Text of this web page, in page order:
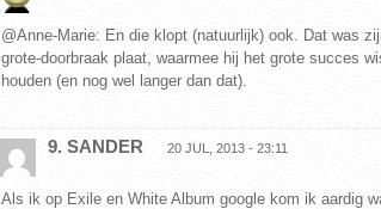
@Anne-Marie: En die klopt (natuurlijk) ook. Dat was
grote-doorbraak plaat, waarmee hij het grote succes
houden (en nog wel langer dan dat).
9. SANDER 20 JUL, 2013 - 23:11
Als ik op Exile en White Album google kom ik aardig